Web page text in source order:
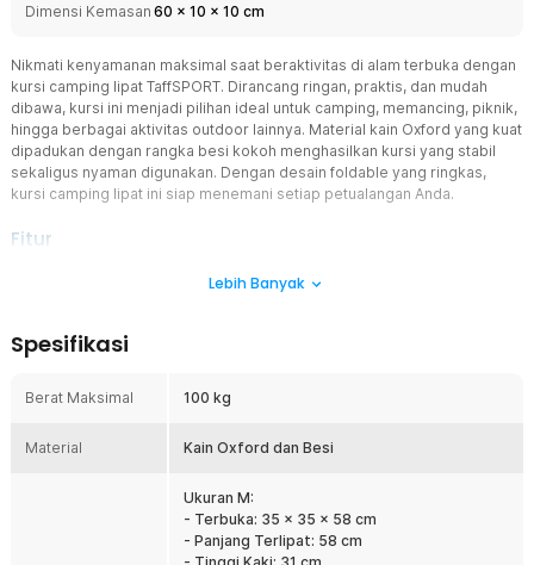
Dimensi Kemasan 60 x 10 x 10 cm
Nikmati kenyamanan maksimal saat beraktivitas di alam terbuka dengan
kursi camping lipat TaffSPORT. Dirancang ringan, praktis, dan mudah
dibawa, kursi ini menjadi pilihan ideal untuk camping, memancing, piknik,
hingga berbagai aktivitas outdoor lainnya. Material kain Oxford yang kuat
dipadukan dengan rangka besi kokoh menghasilkan kursi yang stabil
sekaligus nyaman digunakan. Dengan desain foldable yang ringkas,
kursi camping lipat ini siap menemani setiap petualangan Anda.
Fitur
Material Oxford Kuat dan Tahan Lama
mudah robek dan mampu memberikan kenyamanan saat digunakan
dibersihkan sehingga perawatannya menjadi lebih praktis.
Konstruksi rangka besi memberikan stabilitas yang baik saat kursi
hingga 100 kg sehingga tetap aman digunakan oleh berbagai
pengguna. Material besi juga memberikan daya tahan yang baik
untuk penggunaan jangka panjang.
Lebih Banyak
Spesifikasi
Berat Maksimal 100 kg
Material Kain Oxford dan Besi
Ukuran M:
- Terbuka: 35 x 35 x 58 cm
- Panjang Terlipat: 58 cm
- Tinggi Kaki: 31 cm